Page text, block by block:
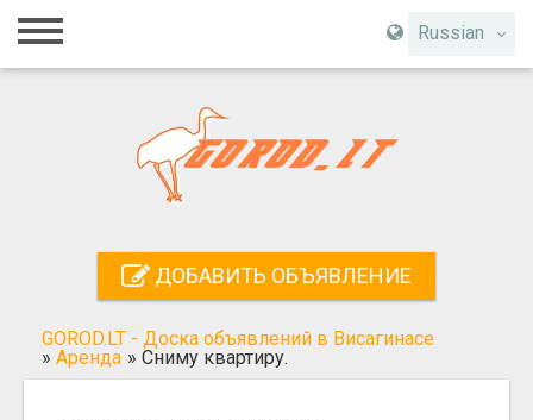
Russian
Главная
Регистрация
Поиск
ДОБАВИТЬ ОБЪЯВЛЕНИЕ
GOROD.LT - Доска объявлений в Висагинасе
» Аренда » Сниму квартиру.